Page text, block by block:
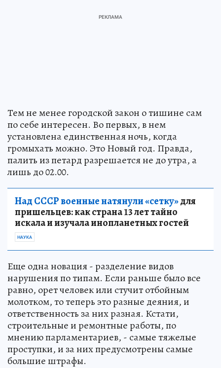
Тем не менее городской закон о тишине сам
по себе интересен. Во первых, в нем
установлена единственная ночь, когда
громыхать можно. Это Новый год. Правда,
палить из петард разрешается не до утра, а
лишь до 02.00.
Над СССР военные натянули «сетку»для
пришельцев: как страна 13 лет тайно
искала и изучала инопланетных гостей
НАУКА
Еще одна новация - разделение видов
нарушения по типам. Если раньше было все
равно, орет человек или стучит отбойным
молотком, то теперь это разные деяния, и
ответственность за них разная. Кстати,
строительные и ремонтные работы, по
мнению парламентариев, - самые тяжелые
проступки, и за них предусмотрены самые
большие штрафы.